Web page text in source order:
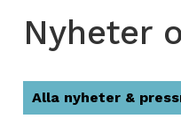
Nyheter
Alla nyheter &